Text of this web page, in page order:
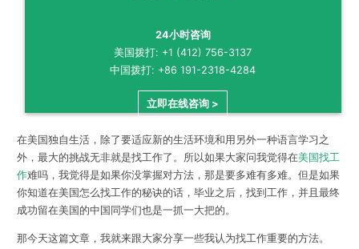
24小时咨询
美国拨打: +1 (412) 756-3137
中国拨打: +86 191-2318-4284
立即在线咨询 >
在美国独自生活，除了要适应新的生活环境和用另外一种语言学习之
外，最大的挑战无非就是找工作了。所以如果大家问我觉得在美国找工
作难吗，我觉得是如果你没掌握对方法，那是要多难有多难。但是如果
你知道在美国怎么找工作的秘诀的话，毕业之后，找到工作，并且最终
成功留在美国的中国同学们也是一抓一大把的。
那今天这篇文章，我就来跟大家分享一些我认为找工作重要的方法。